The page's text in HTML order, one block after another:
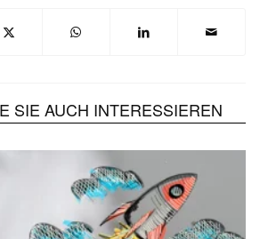
SIE AUCH INTERESSIEREN